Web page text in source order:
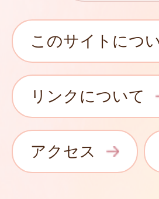
このサイトにつ
リンクについて
アクセス